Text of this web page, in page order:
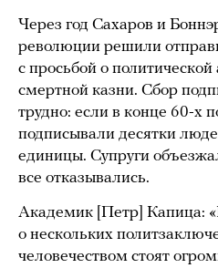
Через год Сахаров и
революции решили
с просьбой о
смертной казни. Сбор
трудно: если в конце 60-х
подписывали десятки
единицы. Супруги
все отказывались.
Академик [Петр] Капица:
о нескольких
человечеством стоят